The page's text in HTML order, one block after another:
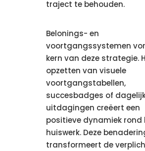
traject te behouden.
Belonings- en
voortgangssystemen
kern van deze strategie.
opzetten van visuele
voortgangstabellen,
succesbadges of
uitdagingen creëert een
positieve dynamiek rond
huiswerk. Deze
transformeert de